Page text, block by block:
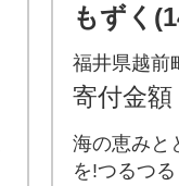
もずく
ク)
福井県越前
寄付金額
海の恵みと
を!つるつ